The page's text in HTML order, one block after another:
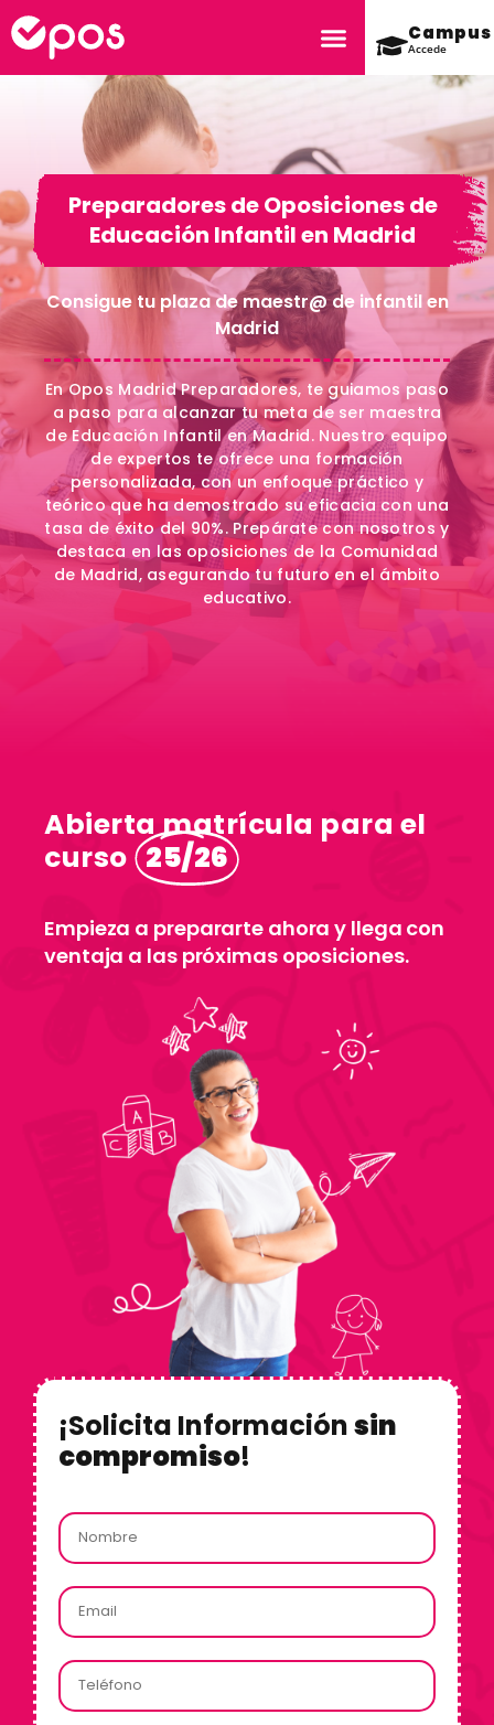
Campus
Accede
Preparadores de Oposiciones de
Educación Infantil en Madrid
Consigue tu plaza de maestr@ de infantil en
Madrid
En Opos Madrid Preparadores, te guiamos paso
a paso para alcanzar tu meta de ser maestra
de Educación Infantil en Madrid. Nuestro equipo
de expertos te ofrece una formación
personalizada, con un enfoque práctico y
teórico que ha demostrado su eficacia con una
tasa de éxito del 90%. Prepárate con nosotros y
destaca en las oposiciones de la Comunidad
de Madrid, asegurando tu futuro en el ámbito
educativo.
Abierta matrícula para el
curso25/26
Empieza a prepararte ahora y llega con
ventaja a las próximas oposiciones.
¡Solicita Informaciónsin
compromiso!